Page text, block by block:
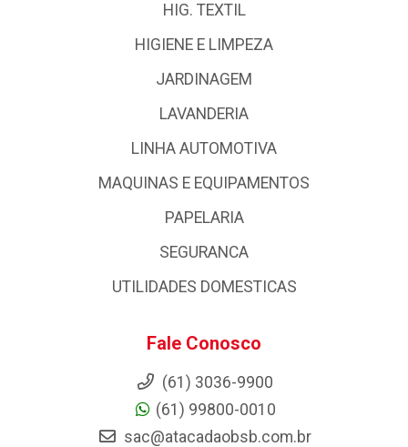
HIG. TEXTIL
HIGIENE E LIMPEZA
JARDINAGEM
LAVANDERIA
LINHA AUTOMOTIVA
MAQUINAS E EQUIPAMENTOS
PAPELARIA
SEGURANCA
UTILIDADES DOMESTICAS
Fale Conosco
(61) 3036-9900
(61) 99800-0010
sac@atacadaobsb.com.br